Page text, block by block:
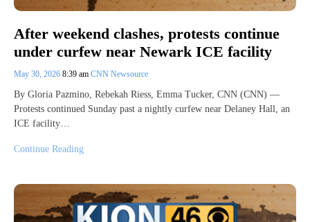
After weekend clashes, protests continue
under curfew near Newark ICE facility
May 30, 2026 8:39 am CNN Newsource
By Gloria Pazmino, Rebekah Riess, Emma Tucker, CNN (CNN) —
Protests continued Sunday past a nightly curfew near Delaney Hall, an
ICE facility…
Continue Reading